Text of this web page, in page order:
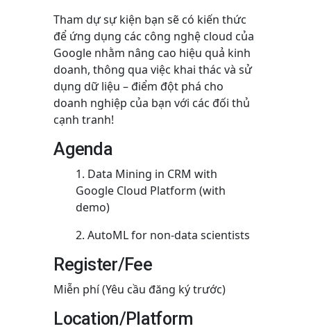
Tham dự sự kiện bạn sẽ có kiến thức
để ứng dụng các công nghệ cloud của
Google nhằm nâng cao hiệu quả kinh
doanh, thông qua việc khai thác và sử
dụng dữ liệu – điểm đột phá cho
doanh nghiệp của bạn với các đối thủ
cạnh tranh!
Agenda
Data Mining in CRM with
Google Cloud Platform (with
demo)
AutoML for non-data scientists
Register/Fee
Miễn phí (Yêu cầu đăng ký trước)
Location/Platform